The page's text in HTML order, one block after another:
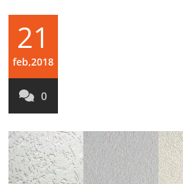
21
feb,2018
0